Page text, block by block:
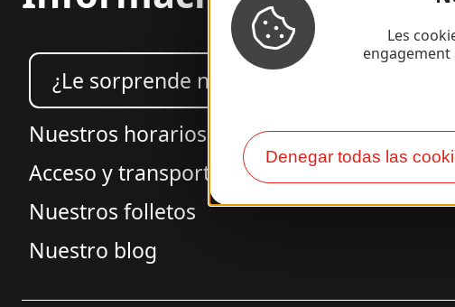
Les
engagement
Denegar todas las
¿Le sorprende nuestro diseño?
Nuestros horarios
Acceso y transporte
Nuestros folletos
Nuestro blog